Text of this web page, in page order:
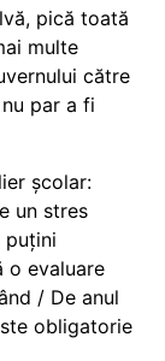
pică toată
multe
către
par a fi
școlar:
un stres
puțini
o evaluare
/ De anul
obligatorie